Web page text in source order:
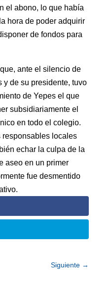
el abono, lo que había
hora de poder adquirir
de fondos para
ante el silencio de
y de su presidente, tuvo
de Yepes el que
subsidiariamente el
en todo el colegio.
locales
echar la culpa de la
aseo en un primer
fue desmentido
Siguiente →